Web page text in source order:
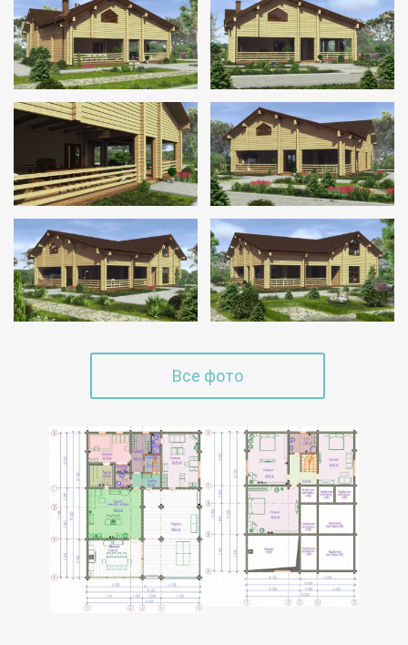
Все фото